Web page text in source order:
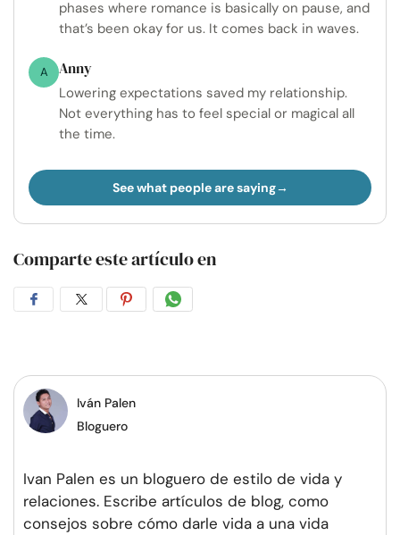
phases where romance is basically on pause, and
that’s been okay for us. It comes back in waves.
A Anny
Lowering expectations saved my relationship.
Not everything has to feel special or magical all
the time.
See what people are saying
Comparte este artículo en
CompartirCompartirCompartirCompartir
Iván Palen
Bloguero
Ivan Palen es un bloguero de estilo de vida y
relaciones. Escribe artículos de blog, como
consejos sobre cómo darle vida a una vida